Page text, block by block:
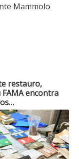
Mammolo
restauro,
encontra